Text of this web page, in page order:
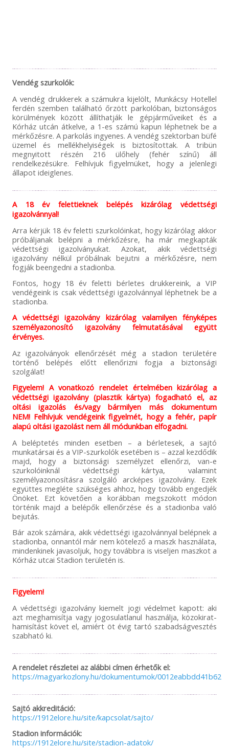
Vendég szurkolók:
A vendég drukkerek a számukra kijelölt, Munkácsy Hotellel
ferdén szemben található őrzött parkolóban, biztonságos
körülmények között állíthatják le gépjárműveiket és a
Kórház utcán átkelve, a 1-es számú kapun léphetnek be a
mérkőzésre. A parkolás ingyenes. A vendég szektorban büfé
üzemel és mellékhelyiségek is biztosítottak. A tribün
megnyitott részén 216 ülőhely (fehér színű) áll
rendelkezésükre. Felhívjuk figyelmüket, hogy a jelenlegi
állapot ideiglenes.
A 18 év felettieknek belépés kizárólag védettségi
igazolvánnyal!
Arra kérjük 18 év feletti szurkolóinkat, hogy kizárólag akkor
próbáljanak belépni a mérkőzésre, ha már megkapták
védettségi igazolványukat. Azokat, akik védettségi
igazolvány nélkül próbálnak bejutni a mérkőzésre, nem
fogják beengedni a stadionba.
Fontos, hogy 18 év feletti bérletes drukkereink, a VIP
vendégeink is csak védettségi igazolvánnyal léphetnek be a
stadionba.
A védettségi igazolvány kizárólag valamilyen fényképes
személyazonosító igazolvány felmutatásával együtt
érvényes.
Az igazolványok ellenőrzését még a stadion területére
történő belépés előtt ellenőrizni fogja a biztonsági
szolgálat!
Figyelem! A vonatkozó rendelet értelmében kizárólag a
védettségi igazolvány (plasztik kártya) fogadható el, az
oltási igazolás és/vagy bármilyen más dokumentum
NEM! Felhívjuk vendégeink figyelmét, hogy a fehér, papír
alapú oltási igazolást nem áll módunkban elfogadni.
A beléptetés minden esetben – a bérletesek, a sajtó
munkatársai és a VIP-szurkolók esetében is – azzal kezdődik
majd, hogy a biztonsági személyzet ellenőrzi, van-e
szurkolóinknál védettségi kártya, valamint
személyazonosításra szolgáló arcképes igazolvány. Ezek
együttes megléte szükséges ahhoz, hogy tovább engedjék
Önöket. Ezt követően a korábban megszokott módon
történik majd a belépők ellenőrzése és a stadionba való
bejutás.
Bár azok számára, akik védettségi igazolvánnyal belépnek a
stadionba, onnantól már nem kötelező a maszk használata,
mindenkinek javasoljuk, hogy továbbra is viseljen maszkot a
Kórház utcai Stadion területén is.
Figyelem!
A védettségi igazolvány kiemelt jogi védelmet kapott: aki
azt meghamisítja vagy jogosulatlanul használja, közokirat-
hamisítást követ el, amiért öt évig tartó szabadságvesztés
szabható ki.
A rendelet részletei az alábbi címen érhetők el:
https://magyarkozlony.hu/dokumentumok/
Sajtó akkreditáció:
https://1912elore.hu/site/kapcsolat/sajto/
Stadion információk:
https://1912elore.hu/site/stadion-adatok/